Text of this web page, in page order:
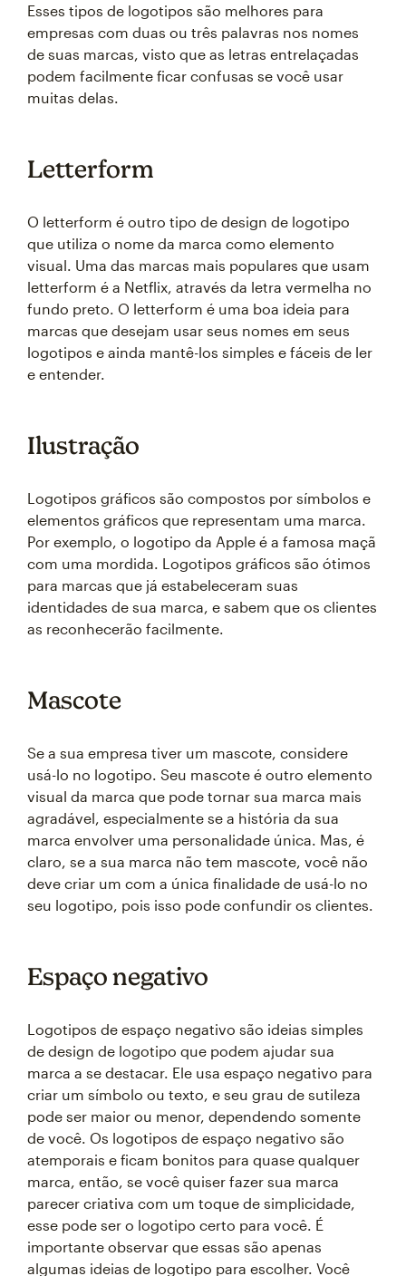
Esses tipos de logotipos são melhores para
empresas com duas ou três palavras nos nomes
de suas marcas, visto que as letras entrelaçadas
podem facilmente ficar confusas se você usar
muitas delas.
Letterform
O letterform é outro tipo de design de logotipo
que utiliza o nome da marca como elemento
visual. Uma das marcas mais populares que usam
letterform é a Netflix, através da letra vermelha no
fundo preto. O letterform é uma boa ideia para
marcas que desejam usar seus nomes em seus
logotipos e ainda mantê-los simples e fáceis de ler
e entender.
Ilustração
Logotipos gráficos são compostos por símbolos e
elementos gráficos que representam uma marca.
Por exemplo, o logotipo da Apple é a famosa maçã
com uma mordida. Logotipos gráficos são ótimos
para marcas que já estabeleceram suas
identidades de sua marca, e sabem que os clientes
as reconhecerão facilmente.
Mascote
Se a sua empresa tiver um mascote, considere
usá-lo no logotipo. Seu mascote é outro elemento
visual da marca que pode tornar sua marca mais
agradável, especialmente se a história da sua
marca envolver uma personalidade única. Mas, é
claro, se a sua marca não tem mascote, você não
deve criar um com a única finalidade de usá-lo no
seu logotipo, pois isso pode confundir os clientes.
Espaço negativo
Logotipos de espaço negativo são ideias simples
de design de logotipo que podem ajudar sua
marca a se destacar. Ele usa espaço negativo para
criar um símbolo ou texto, e seu grau de sutileza
pode ser maior ou menor, dependendo somente
de você. Os logotipos de espaço negativo são
atemporais e ficam bonitos para quase qualquer
marca, então, se você quiser fazer sua marca
parecer criativa com um toque de simplicidade,
esse pode ser o logotipo certo para você. É
importante observar que essas são apenas
algumas ideias de logotipo para escolher. Você